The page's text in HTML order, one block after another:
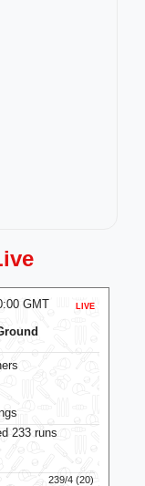
GMT LIVE
233 runs
239/4 (20)